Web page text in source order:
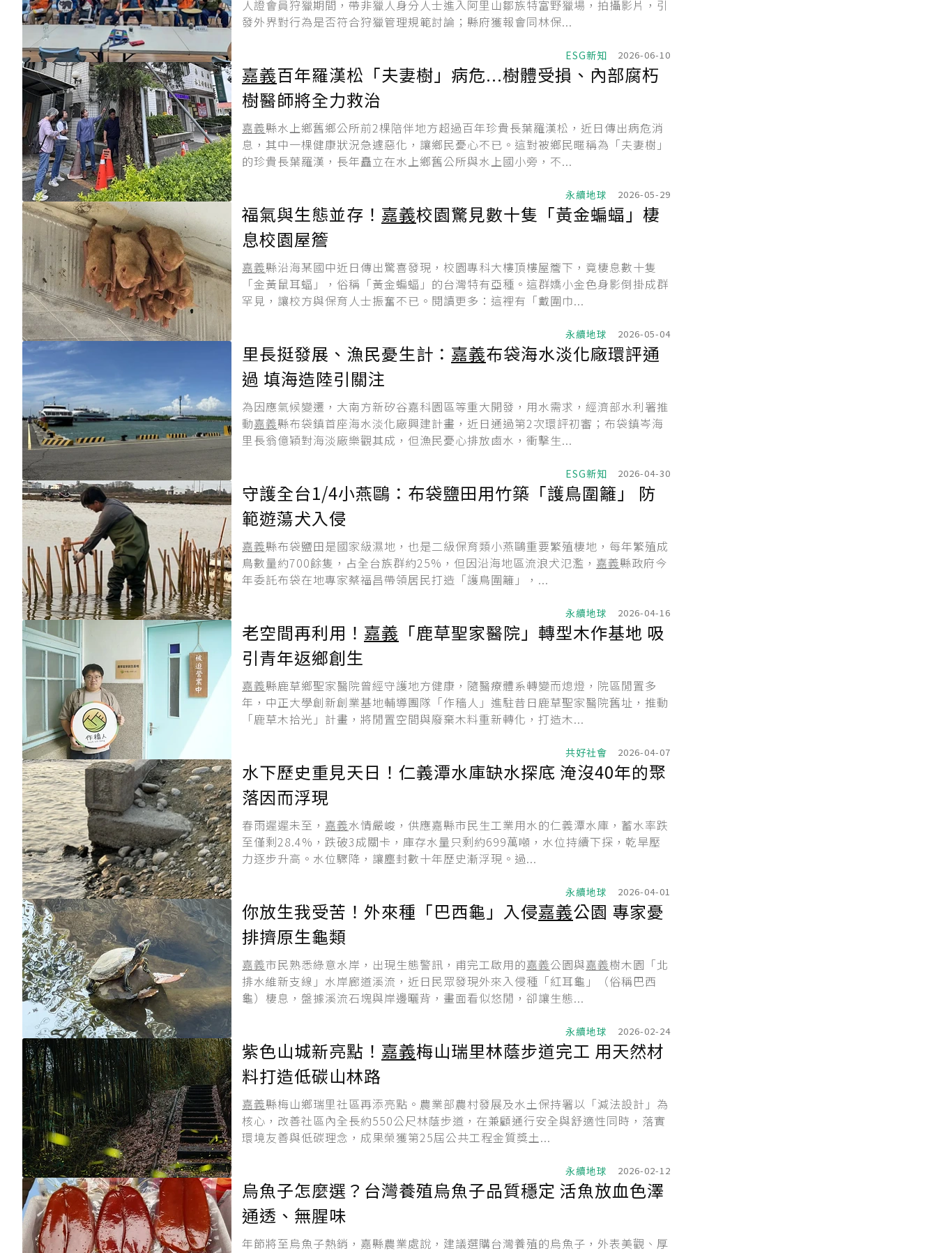
人證會員狩獵期間，帶非獵人身分人士進入阿里山鄒族特富野獵場，拍攝影片，引
發外界對行為是否符合狩獵管理規範討論；縣府獲報會同林保...
ESG新知 2026-06-10
嘉義百年羅漢松「夫妻樹」病危...樹體受損、內部腐朽
樹醫師將全力救治
嘉義縣水上鄉舊鄉公所前2棵陪伴地方超過百年珍貴長葉羅漢松，近日傳出病危消
息，其中一棵健康狀況急遽惡化，讓鄉民憂心不已。這對被鄉民暱稱為「夫妻樹」
的珍貴長葉羅漢，長年矗立在水上鄉舊公所與水上國小旁，不...
永續地球 2026-05-29
福氣與生態並存！ 嘉義校園驚見數十隻「黃金蝙蝠」棲
息校園屋簷
嘉義縣沿海某國中近日傳出驚喜發現，校園專科大樓頂樓屋簷下，竟棲息數十隻
「金黃鼠耳蝠」，俗稱「黃金蝙蝠」的台灣特有亞種。這群嬌小金色身影倒掛成群
罕見，讓校方與保育人士振奮不已。閱讀更多：這裡有「戴圍巾...
永續地球 2026-05-04
里長挺發展、漁民憂生計： 嘉義布袋海水淡化廠環評通
過 填海造陸引關注
為因應氣候變遷，大南方新矽谷嘉科園區等重大開發，用水需求，經濟部水利署推
動嘉義縣布袋鎮首座海水淡化廠興建計畫，近日通過第2次環評初審；布袋鎮岑海
里長翁億穎對海淡廠樂觀其成，但漁民憂心排放鹵水，衝擊生...
ESG新知 2026-04-30
守護全台1/4小燕鷗：布袋鹽田用竹築「護鳥圍籬」 防
範遊蕩犬入侵
嘉義縣布袋鹽田是國家級濕地，也是二級保育類小燕鷗重要繁殖棲地，每年繁殖成
鳥數量約700餘隻，占全台族群約25%，但因沿海地區流浪犬氾濫， 嘉義縣政府今
年委託布袋在地專家蔡福昌帶領居民打造「護鳥圍籬」，...
永續地球 2026-04-16
老空間再利用！ 嘉義 「鹿草聖家醫院」轉型木作基地 吸
引青年返鄉創生
嘉義縣鹿草鄉聖家醫院曾經守護地方健康，隨醫療體系轉變而熄燈，院區閒置多
年，中正大學創新創業基地輔導團隊「作穡人」進駐昔日鹿草聖家醫院舊址，推動
「鹿草木拾光」計畫，將閒置空間與廢棄木料重新轉化，打造木...
共好社會 2026-04-07
水下歷史重見天日！仁義潭水庫缺水探底 淹沒40年的聚
落因而浮現
春雨遲遲未至， 嘉義水情嚴峻，供應嘉縣市民生工業用水的仁義潭水庫，蓄水率跌
至僅剩28.4%，跌破3成關卡，庫存水量只剩約699萬噸，水位持續下探，乾旱壓
力逐步升高。水位驟降，讓塵封數十年歷史漸浮現。過...
永續地球 2026-04-01
你放生我受苦！外來種「巴西龜」入侵嘉義公園 專家憂
排擠原生龜類
嘉義市民熟悉綠意水岸，出現生態警訊，甫完工啟用的嘉義公園與嘉義樹木園「北
排水維新支線」水岸廊道溪流，近日民眾發現外來入侵種「紅耳龜」（俗稱巴西
龜）棲息，盤據溪流石塊與岸邊曬背，畫面看似悠閒，卻讓生態...
永續地球 2026-02-24
紫色山城新亮點！ 嘉義梅山瑞里林蔭步道完工 用天然材
料打造低碳山林路
嘉義縣梅山鄉瑞里社區再添亮點。農業部農村發展及水土保持署以「減法設計」為
核心，改善社區內全長約550公尺林蔭步道，在兼顧通行安全與舒適性同時，落實
環境友善與低碳理念，成果榮獲第25屆公共工程金質獎土...
永續地球 2026-02-12
烏魚子怎麼選？台灣養殖烏魚子品質穩定 活魚放血色澤
通透、無腥味
年節將至烏魚子熱銷，嘉縣農業處說，建議選購台灣養殖的烏魚子，外表美觀、厚